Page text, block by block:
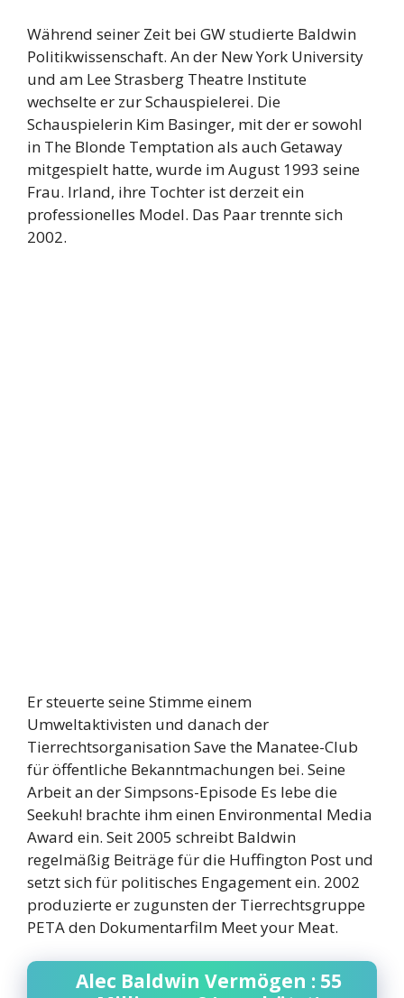
Während seiner Zeit bei GW studierte Baldwin
Politikwissenschaft. An der New York University
und am Lee Strasberg Theatre Institute
wechselte er zur Schauspielerei. Die
Schauspielerin Kim Basinger, mit der er sowohl
in The Blonde Temptation als auch Getaway
mitgespielt hatte, wurde im August 1993 seine
Frau. Irland, ihre Tochter ist derzeit ein
professionelles Model. Das Paar trennte sich
2002.
Er steuerte seine Stimme einem
Umweltaktivisten und danach der
Tierrechtsorganisation Save the Manatee-Club
für öffentliche Bekanntmachungen bei. Seine
Arbeit an der Simpsons-Episode Es lebe die
Seekuh! brachte ihm einen Environmental Media
Award ein. Seit 2005 schreibt Baldwin
regelmäßig Beiträge für die Huffington Post und
setzt sich für politisches Engagement ein. 2002
produzierte er zugunsten der Tierrechtsgruppe
PETA den Dokumentarfilm Meet your Meat.
Alec Baldwin Vermögen : 55